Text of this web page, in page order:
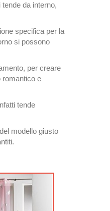
da interno,
specifica per la
si possono
per creare
romantico e
tende
modello giusto